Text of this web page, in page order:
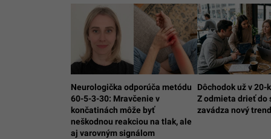
Neurologička odporúča metódu
60-5-3-30: Mravčenie v
končatinách môže byť
neškodnou reakciou na tlak, ale
aj varovným signálom
Dôchodok už v 20-
Z odmieta drieť do
zavádza nový trend